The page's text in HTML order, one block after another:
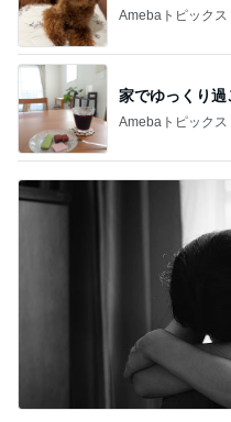
Amebaトピックス
家でゆっくり
Amebaトピックス